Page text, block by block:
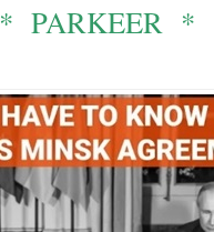
* PARKEER *